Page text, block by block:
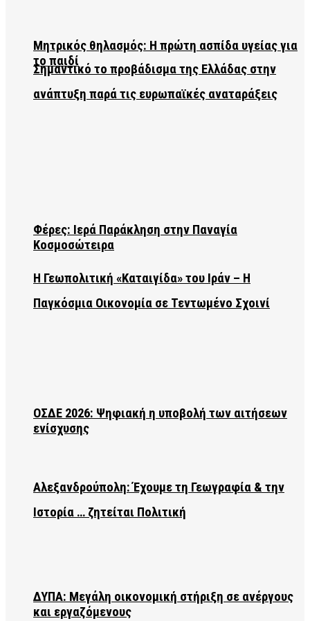
Σημαντικό το προβάδισμα της Ελλάδας στην
ανάπτυξη παρά τις ευρωπαϊκές αναταράξεις
Η Γεωπολιτική «Καταιγίδα» του Ιράν – Η
Παγκόσμια Οικονομία σε Τεντωμένο Σχοινί
Αλεξανδρούπολη: Έχουμε τη Γεωγραφία & την
Ιστορία … ζητείται Πολιτική
Μητρικός θηλασμός: Η πρώτη ασπίδα υγείας για
το παιδί
Φέρες: Ιερά Παράκληση στην Παναγία
Κοσμοσώτειρα
ΟΣΔΕ 2026: Ψηφιακή η υποβολή των αιτήσεων
ενίσχυσης
ΔΥΠΑ: Μεγάλη οικονομική στήριξη σε ανέργους
και εργαζόμενους